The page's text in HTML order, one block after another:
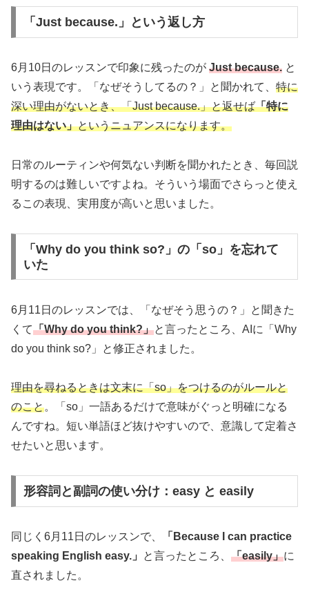
「Just because.」という返し方
6月10日のレッスンで印象に残ったのが Just because. と
いう表現です。「なぜそうしてるの？」と聞かれて、 特に
深い理由がないとき、「Just because.」と返せば「特に
理由はない」というニュアンスになります。
日常のルーティンや何気ない判断を聞かれたとき、毎回説
明するのは難しいですよね。そういう場面でさらっと使え
るこの表現、実用度が高いと思いました。
「Why do you think so?」の「so」を忘れて
いた
6月11日のレッスンでは、「なぜそう思うの？」と聞きた
くて「Why do you think?」と言ったところ、AIに「Why
do you think so?」と修正されました。
理由を尋ねるときは文末に「so」をつけるのがルールと
のこと。「so」一語あるだけで意味がぐっと明確になる
んですね。短い単語ほど抜けやすいので、意識して定着さ
せたいと思います。
形容詞と副詞の使い分け：easy と easily
同じく6月11日のレッスンで、
「Because I can practice
speaking English easy.」
と言ったところ、 「easily」に
直されました。